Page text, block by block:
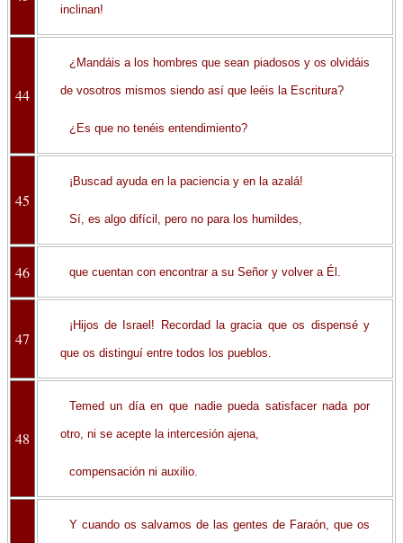
inclinan!
44
¿Mandáis a los hombres que sean piadosos y os olvidáis
de vosotros mismos siendo así que leéis la Escritura?
¿Es que no tenéis entendimiento?
45
¡Buscad ayuda en la paciencia y en la azalá!
Sí, es algo difícil, pero no para los humildes,
46 que cuentan con encontrar a su Señor y volver a Él.
47
¡Hijos de Israel! Recordad la gracia que os dispensé y
que os distinguí entre todos los pueblos.
48
Temed un día en que nadie pueda satisfacer nada por
otro, ni se acepte la intercesión ajena,
compensación ni auxilio.
Y cuando os salvamos de las gentes de Faraón, que os